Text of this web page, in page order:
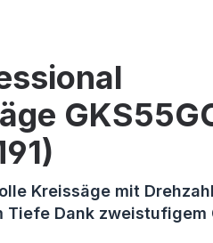
Kreissäge mit
Tiefe Dank zweistufigem